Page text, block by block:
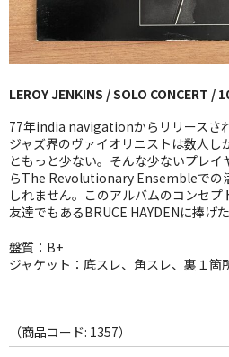
JAZZ-US
BLUE NOTE
JAZZ-EU
JAZZ-JP
JAZZ-VOCAL
J-POP
ROCK
WORLD
LEROY JENKINS / SOLO CONCERT /
77年india navigationからリリースさ
ジャズ界のヴァイオリニストは数人し
ともっと少ない。そんな少ないプレ
らThe Revolutionary Ensembleでの
しれません。このアルバムのコンセ
友達でもあるBRUCE HAYDENに捧げ
盤質：B+
ジャケット：底スレ、角スレ、裏１箇
（商品コード: 1357）